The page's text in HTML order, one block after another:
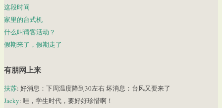
这段时间
家里的台式机
什么叫请客活动？
假期来了，假期走了
有朋网上来
扶苏: 好消息：下周温度降到30左右 坏消息：台风又要来了
Jacky: 哇，学生时代，要好好珍惜啊！